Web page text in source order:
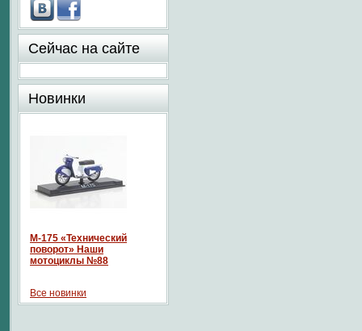
Сейчас на сайте
Новинки
М-175 «Технический
поворот» Наши
мотоциклы №88
Все новинки